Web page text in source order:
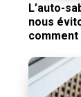
L’auto-
nous